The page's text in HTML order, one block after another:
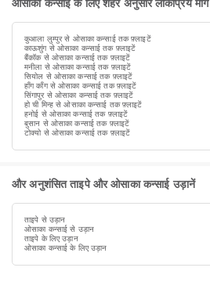
ओसाका कन्साई के लिए शहर अनुसार लोकप्रिय मार्ग
कुआला लुम्पुर से ओसाका कन्साई तक फ़्लाइटें
काऊशुंग से ओसाका कन्साई तक फ़्लाइटें
बैंकॉक से ओसाका कन्साई तक फ़्लाइटें
मनीला से ओसाका कन्साई तक फ़्लाइटें
सियोल से ओसाका कन्साई तक फ़्लाइटें
हाँग काँग से ओसाका कन्साई तक फ़्लाइटें
सिंगापुर से ओसाका कन्साई तक फ़्लाइटें
हो ची मिन्ह से ओसाका कन्साई तक फ़्लाइटें
हनोई से ओसाका कन्साई तक फ़्लाइटें
बुसान से ओसाका कन्साई तक फ़्लाइटें
टोक्यो से ओसाका कन्साई तक फ़्लाइटें
और अनुशंसित ताइपे और ओसाका कन्साई उड़ानें
ताइपे से उड़ान
ओसाका कन्साई से उड़ान
ताइपे के लिए उड़ान
ओसाका कन्साई के लिए उड़ान